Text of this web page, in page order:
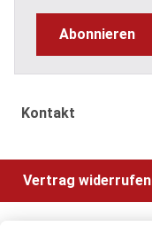
Abonnieren
Kontakt
Vertrag widerrufen